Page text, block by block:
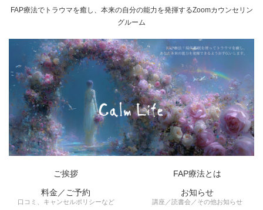
FAP療法でトラウマを癒し、本来の自分の能力を発揮するZoomカウンセリン
グルーム
ご挨拶
FAP療法とは
料金／ご予約
口コミ、キャンセルポリシーなど
お知らせ
講座／読書会／その他お知らせ